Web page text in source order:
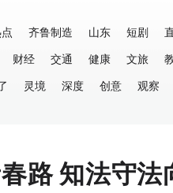
齐鲁制造 山东 短剧
财经 交通 健康 文旅
灵境 深度 创意 观察
路 知法守